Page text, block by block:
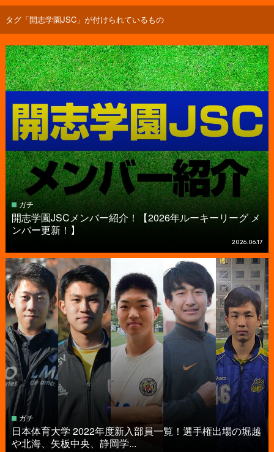
タグ「開志学園JSC」が付けられているもの
ガチ
開志学園JSCメンバー紹介！【2026年ルーキーリーグ メ
ンバー更新！】
2026.06.17
ガチ
日本体育大学 2022年度新入部員一覧！選手権出場の堀越
や北海、矢板中央、静岡学...